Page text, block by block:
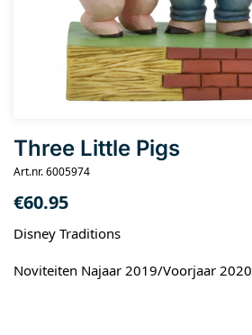
Three Little Pigs
Art.nr. 6005974
€60.95
Disney Traditions
Noviteiten Najaar 2019/Voorjaar 2020